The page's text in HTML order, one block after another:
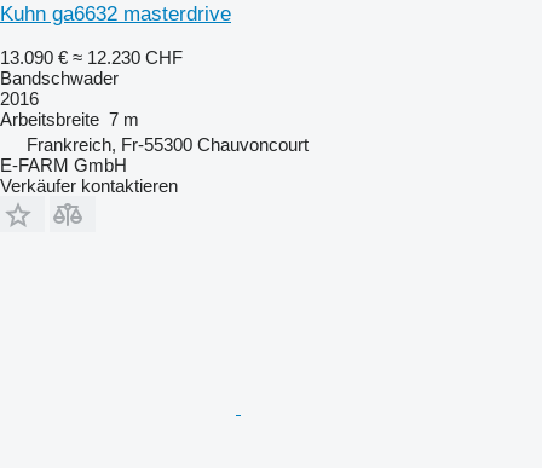
Kuhn ga6632 masterdrive
13.090 € ≈ 12.230 CHF
Bandschwader
2016
Arbeitsbreite 7 m
Frankreich, Fr-55300 Chauvoncourt
E-FARM GmbH
Verkäufer kontaktieren